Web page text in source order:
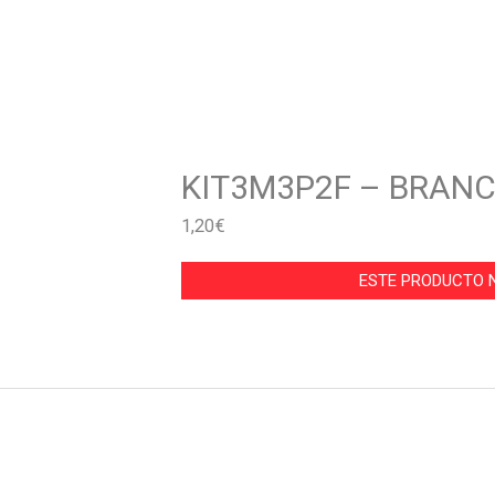
KIT3M3P2F –
1,20€
ESTE PRODUCTO